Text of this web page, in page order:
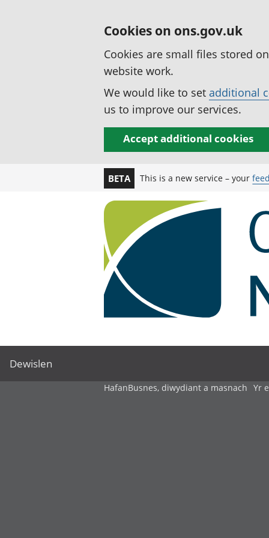
Cookies on ons.gov.uk
Cookies are small files stored
website work.
We would like to set additional
us to improve our services.
Accept additional cookies
BETA This is a new service – your
Dewislen
HafanBusnes, diwydiant a masnach Yr